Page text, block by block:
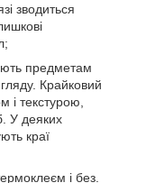
зводиться
предметам
Крайковий
і текстурою,
У деяких
краї
і без.